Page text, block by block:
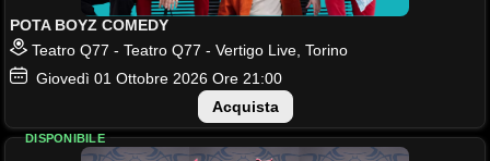
POTA BOYZ COMEDY
Teatro Q77 - Teatro Q77 - Vertigo Live, Torino
Giovedì 01 Ottobre 2026 Ore 21:00
Acquista
DISPONIBILE